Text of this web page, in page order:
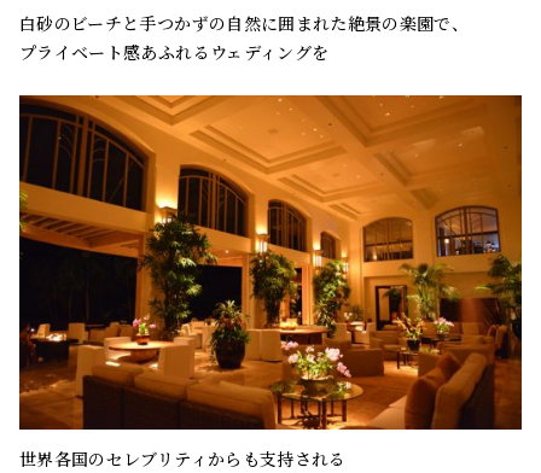
白砂のビーチと手つかずの自然に囲まれた絶景の楽園で、
プライベート感あふれるウェディングを
世界各国のセレブリティからも支持される